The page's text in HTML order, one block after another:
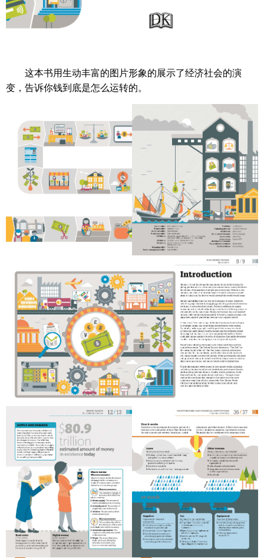
这本书用生动丰富的图片形象的展示了经济社会的演
变，告诉你钱到底是怎么运转的。